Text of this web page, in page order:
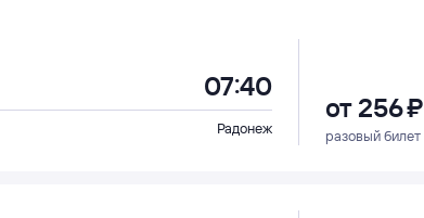
07:40
Радонеж
от 256 ⁠₽
разовый билет